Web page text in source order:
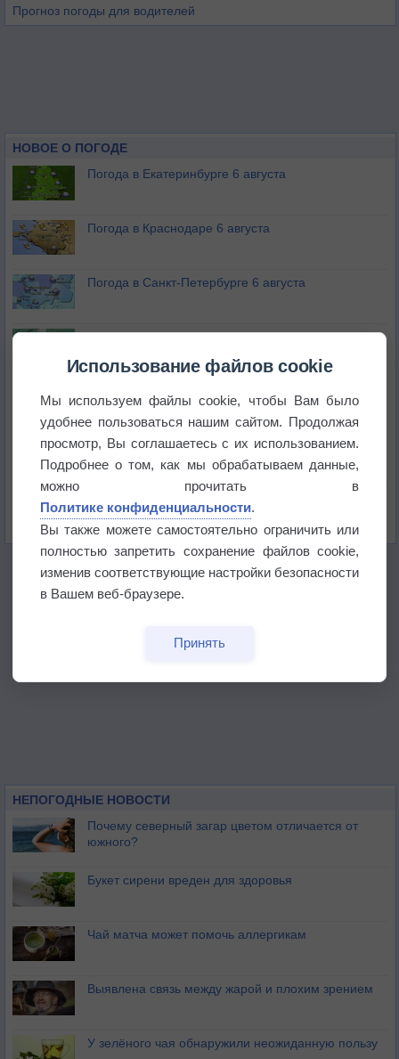
Прогноз погоды для водителей
НОВОЕ О ПОГОДЕ
Погода в Екатеринбурге 6 августа
Погода в Краснодаре 6 августа
Погода в Санкт-Петербурге 6 августа
Погода в Москве 6 августа
историю
В Центральной России наступают самые жаркие
дни этого лета
Дневная температура воздуха в ОАЭ превысила
+51°
НЕПОГОДНЫЕ НОВОСТИ
Почему северный загар цветом отличается от
южного?
Букет сирени вреден для здоровья
Чай матча может помочь аллергикам
Выявлена связь между жарой и плохим зрением
У зелёного чая обнаружили неожиданную пользу
Использование файлов cookie
Мы используем файлы cookie, чтобы Вам было
удобнее пользоваться нашим сайтом. Продолжая
просмотр, Вы соглашаетесь с их использованием.
Подробнее о том, как мы обрабатываем данные,
можно прочитать в
Политике конфиденциальности.
Вы также можете самостоятельно ограничить или
полностью запретить сохранение файлов cookie,
изменив соответствующие настройки безопасности
в Вашем веб-браузере.
Принять